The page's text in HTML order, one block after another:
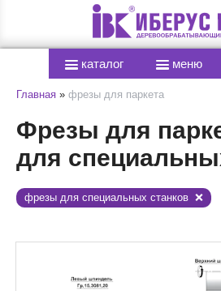
каталог меню
Главная » фрезы для паркета
Фрезы для
для
фрезы для специальных станков